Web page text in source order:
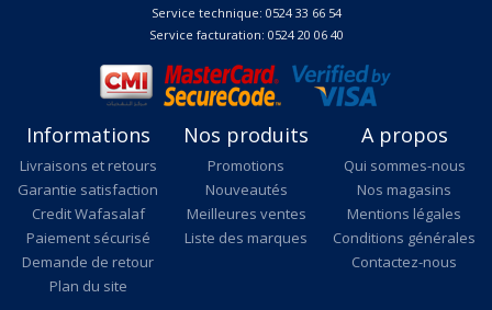
Service technique: 0524 33 66 54
Service facturation: 0524 20 06 40
Informations
Livraisons et retours
Garantie satisfaction
Credit Wafasalaf
Paiement sécurisé
Demande de retour
Plan du site
Nos produits
Promotions
Nouveautés
Meilleures ventes
Liste des marques
A propos
Qui sommes-nous
Nos magasins
Mentions légales
Conditions générales
Contactez-nous